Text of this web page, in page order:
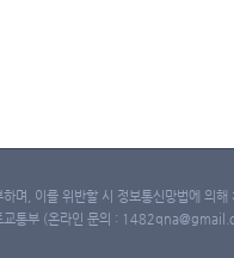
며, 이를 위반할 시 정보통신망법에 의
교통부 (온라인 문의 :